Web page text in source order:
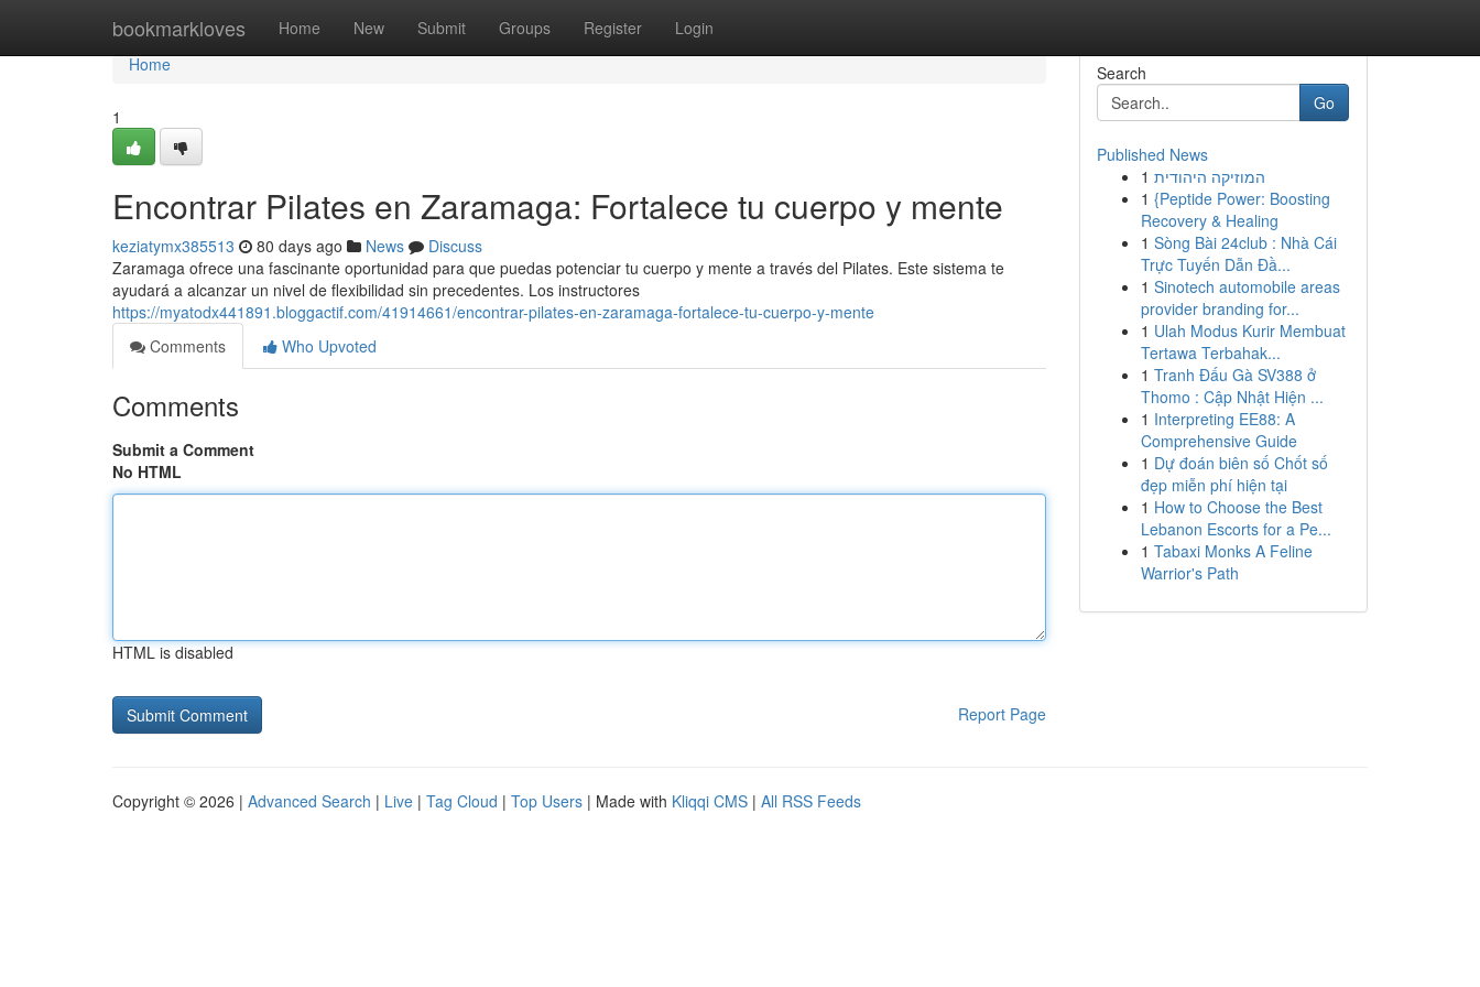
bookmarkloves Home New Submit Groups Register Login
Home
Home
1
Encontrar Pilates en Zaramaga: Fortalece tu cuerpo y mente
keziatymx385513 80 days ago News
Discuss
Zaramaga ofrece una fascinante oportunidad para que puedas potenciar tu cuerpo y mente a través del Pilates. Este sistema te
ayudará a alcanzar un nivel de flexibilidad sin precedentes. Los instructores
https://myatodx441891.bloggactif.com/41914661/encontrar-pilates-en-zaramaga-fortalece-tu-cuerpo-y-mente
Comments
Who Upvoted
Comments
Submit a Comment
No HTML
HTML is disabled
Report Page
Search
Go
Published News
1 המוזיקה היהודית
1 {Peptide Power: Boosting
Recovery & Healing
1 Sòng Bài 24club : Nhà Cái
Trực Tuyến Dẫn Đầ...
1 Sinotech automobile areas
provider branding for...
1 Ulah Modus Kurir Membuat
Tertawa Terbahak...
1 Tranh Đấu Gà SV388 ở
Thomo : Cập Nhật Hiện ...
1 Interpreting EE88: A
Comprehensive Guide
1 Dự đoán biên số Chốt số
đẹp miễn phí hiện tại
1 How to Choose the Best
Lebanon Escorts for a Pe...
1 Tabaxi Monks A Feline
Warrior's Path
Copyright © 2026 | Advanced Search | Live | Tag Cloud | Top Users | Made with Kliqqi CMS | All RSS Feeds